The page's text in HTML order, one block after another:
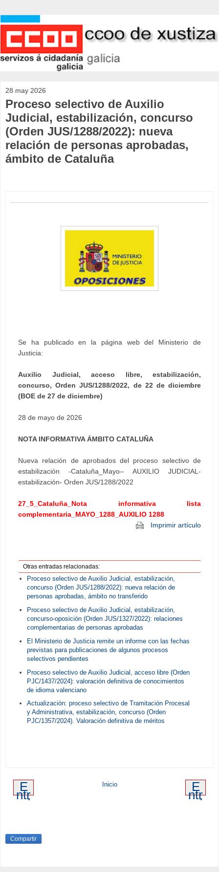
28 may 2026
Proceso selectivo de Auxilio
Judicial, estabilización, concurso
(Orden JUS/1288/2022): nueva
relación de personas aprobadas,
ámbito de Cataluña
Se ha publicado en la página web del Ministerio de
Justicia:
Auxilio Judicial, acceso libre, estabilización,
concurso, Orden JUS/1288/2022, de 22 de diciembre
(BOE de 27 de diciembre)
28 de mayo de 2026
NOTA INFORMATIVA ÁMBITO CATALUÑA
Nueva relación de aprobados del proceso selectivo de
estabilización -Cataluña_Mayo– AUXILIO JUDICIAL-
estabilización- Orden JUS/1288/2022
27_5_Cataluña_Nota informativa lista
complementaria_MAYO_1288_AUXILIO 1288
Imprimir artículo
Otras entradas relacionadas:
Proceso selectivo de Auxilio Judicial, estabilización,
concurso (Orden JUS/1288/2022): nueva relación de
personas aprobadas, ámbito no transferido
Proceso selectivo de Auxilio Judicial, estabilización,
concurso-oposición (Orden JUS/1327/2022): relaciones
complementarias de personas aprobadas
El Ministerio de Justicia remite un informe con las fechas
previstas para publicaciones de algunos procesos
selectivos pendientes
Proceso selectivo de Auxilio Judicial, acceso libre (Orden
PJC/1437/2024): valoración definitiva de conocimientos
de idioma valenciano
Actualización: proceso selectivo de Tramitación Procesal
y Administrativa, estabilización, concurso (Orden
PJC/1357/2024). Valoración definitiva de méritos
E
ntr
ad
re
ci
E
ntr
ad
Inicio
Compartir